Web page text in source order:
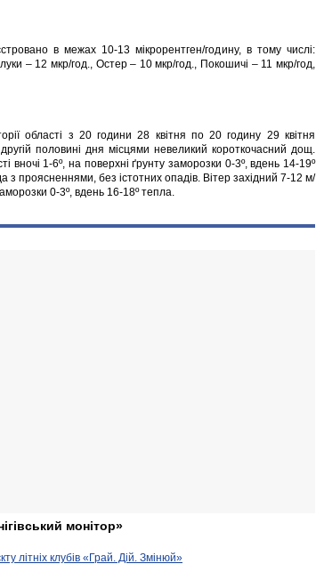
в межах 10-13 мікрорентген/годину, в тому числі:
– 12 мкр/год., Остер – 10 мкр/год., Покошичі – 11 мкр/год,
області з 20 години 28 квітня по 20 годину 29 квітня
половині дня місцями невеликий короткочасний дощ.
вночі 1-6º, на поверхні ґрунту заморозки 0-3º, вдень 14-19º
з проясненнями, без істотних опадів. Вітер західний 7-12 м/
0-3º, вдень 16-18º тепла.
монітор»
літніх клубів «Грай. Дій. Змінюй»